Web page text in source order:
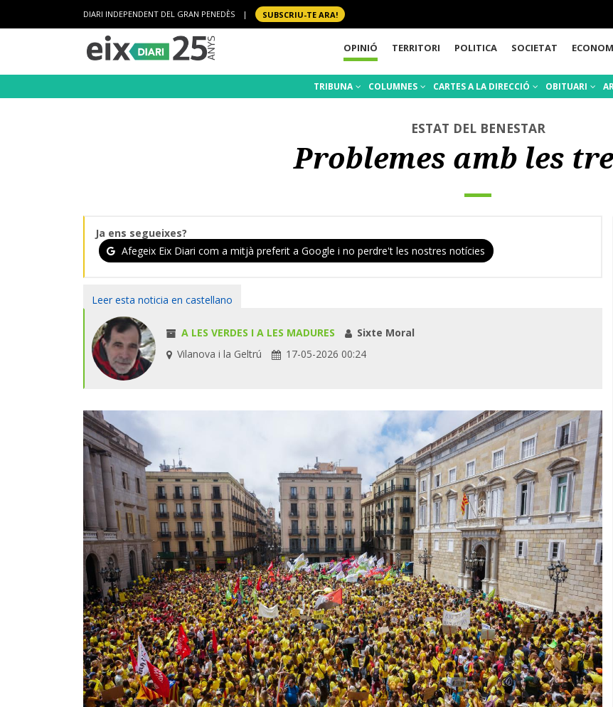
DIARI INDEPENDENT DEL GRAN PENEDÈS | SUBSCRIU-TE ARA!
OPINIÓ TERRITORI POLITICA SOCIETAT
TRIBUNA COLUMNES CARTES A LA DIRECCIÓ OBITUARI
ESTAT DEL BENESTAR
Problemes amb les
Ja ens segueixes?
Afegeix Eix Diari com a mitjà preferit a Google i no perdre't les nostres notícies
Leer esta noticia en castellano
A LES VERDES I A LES MADURES
Sixte Moral
Vilanova i la Geltrú
17-05-2026 00:24